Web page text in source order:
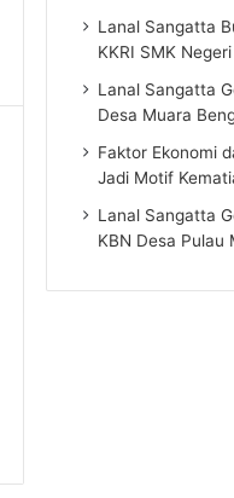
Lanal Sangatta
KKRI SMK
Lanal Sangatta
Desa Muara
Faktor Ekonomi
Jadi Motif
Lanal Sangatta
KBN Desa Pulau